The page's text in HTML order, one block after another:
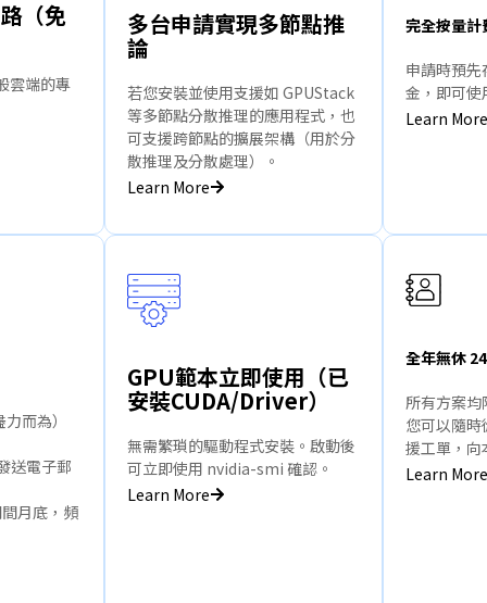
（免
雲端的專
多台申請實現多節點推
論
若您安裝並使用支援如 GPUStack
等多節點分散推理的應用程式，也
可支援跨節點的擴展架構（用於分
散推理及分散處理）。
Learn More
完全按量計
申請時預
金，即可使
Learn More
而為）
送電子郵
月底，頻
GPU範本立即使用（已
安裝CUDA/Driver）
無需繁瑣的驅動程式安裝。啟動後
可立即使用 nvidia-smi 確認。
Learn More
全年無休
所有方案均
您可以隨
援工單，向
Learn More